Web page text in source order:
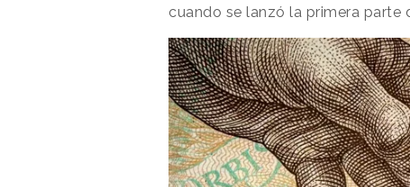
cuando se lanzó la primera parte